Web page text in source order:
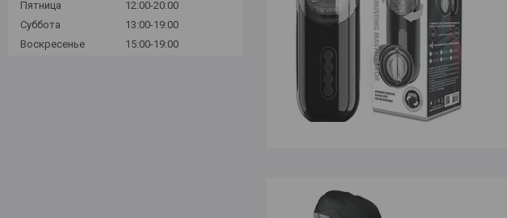
Пятница
12:00-20:00
Суббота
13:00-19:00
Воскресенье
15:00-19:00